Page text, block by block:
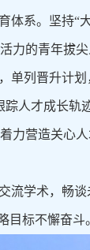
体系。坚持
力的青年拔
单列晋升计
人才成长
营造关心
流学术，畅
目标不懈奋斗